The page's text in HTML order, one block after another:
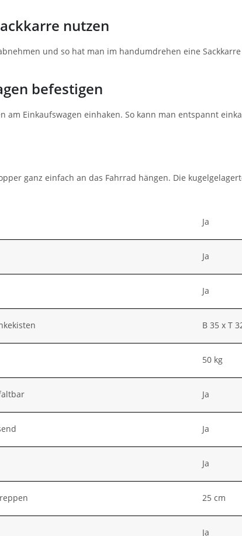
nutzen
und so hat man im handumdrehen eine
befestigen
am Einkaufswagen einhaken. So kann man entspannt
ganz einfach an das Fahrrad hängen. Die
Ja
Ja
Ja
B 35 x T
50 kg
Ja
Ja
Ja
25 cm
Ja